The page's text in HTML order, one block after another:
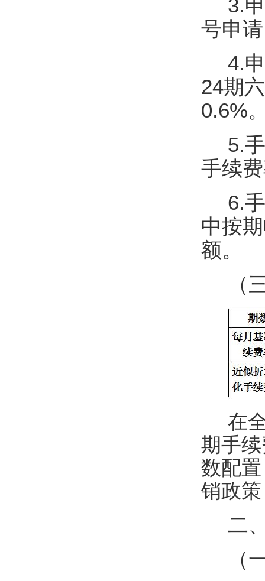
3.
号申
4.
24期
0.6%
5.
手续
6.
中按
额。
（
在
期手
数配
销政
二
（